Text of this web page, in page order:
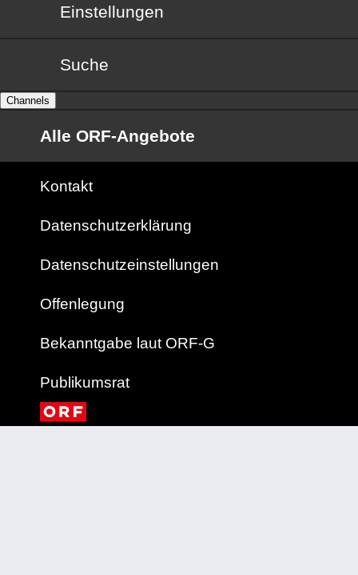
Einstellungen
Suche
Channels
Alle ORF-Angebote
Kontakt
Datenschutzerklärung
Datenschutzeinstellungen
Offenlegung
Bekanntgabe laut ORF-G
Publikumsrat